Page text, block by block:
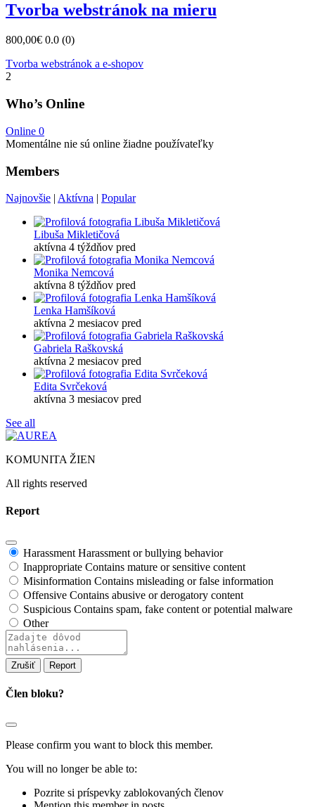
Tvorba webstránok na mieru
800,00€ 0.0 (0)
Tvorba webstránok a e-shopov
2
Who’s Online
Online 0
Momentálne nie sú online žiadne používateľky
Members
Najnovšie | Aktívna | Popular
Libuša Mikletičová
aktívna 4 týždňov pred
Monika Nemcová
aktívna 8 týždňov pred
Lenka Hamšíková
aktívna 2 mesiacov pred
Gabriela Raškovská
aktívna 2 mesiacov pred
Edita Svrčeková
aktívna 3 mesiacov pred
See all
KOMUNITA ŽIEN
All rights reserved
Report
Harassment Harassment or bullying behavior
Inappropriate Contains mature or sensitive content
Misinformation Contains misleading or false information
Offensive Contains abusive or derogatory content
Suspicious Contains spam, fake content or potential malware
Other
Report
note
Report
Člen bloku?
Please confirm you want to block this member.
You will no longer be able to:
Pozrite si príspevky zablokovaných členov